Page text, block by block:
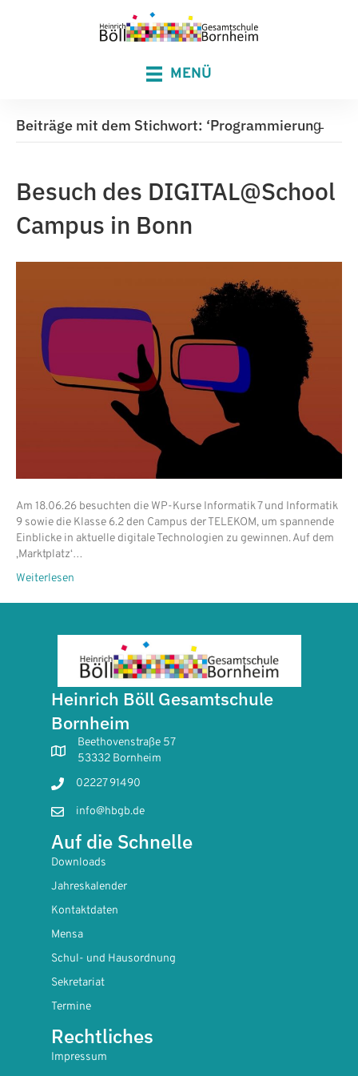
MENÜ
Beiträge mit dem Stichwort: ‘Programmierung̵
Besuch des DIGITAL@School
Campus in Bonn
Am 18.06.26 besuchten die WP-Kurse Informatik 7 und Informatik
9 sowie die Klasse 6.2 den Campus der TELEKOM, um spannende
Einblicke in aktuelle digitale Technologien zu gewinnen. Auf dem
‚Marktplatz‘…
Weiterlesen
Heinrich Böll Gesamtschule
Bornheim
Beethovenstraße 57
53332 Bornheim
02227 91490
info@hbgb.de
Auf die Schnelle
Downloads
Jahreskalender
Kontaktdaten
Mensa
Schul- und Hausordnung
Sekretariat
Termine
Rechtliches
Impressum